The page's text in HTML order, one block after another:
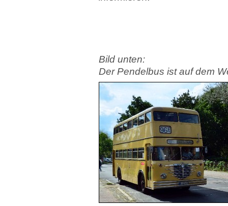
Bild unten:
Der Pendelbus ist auf dem